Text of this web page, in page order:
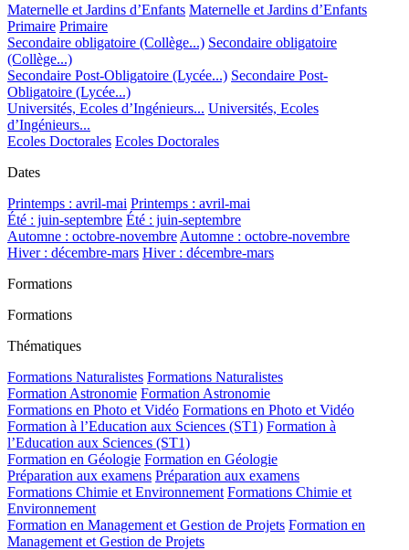
Maternelle et Jardins d’Enfants Maternelle et Jardins d’Enfants
Primaire Primaire
Secondaire obligatoire (Collège...) Secondaire obligatoire
(Collège...)
Secondaire Post-Obligatoire (Lycée...) Secondaire Post-
Obligatoire (Lycée...)
Universités, Ecoles d’Ingénieurs... Universités, Ecoles
d’Ingénieurs...
Ecoles Doctorales Ecoles Doctorales
Dates
Printemps : avril-mai Printemps : avril-mai
Été : juin-septembre Été : juin-septembre
Automne : octobre-novembre Automne : octobre-novembre
Hiver : décembre-mars Hiver : décembre-mars
Formations
Formations
Thématiques
Formations Naturalistes Formations Naturalistes
Formation Astronomie Formation Astronomie
Formations en Photo et Vidéo Formations en Photo et Vidéo
Formation à l’Education aux Sciences (ST1) Formation à
l’Education aux Sciences (ST1)
Formation en Géologie Formation en Géologie
Préparation aux examens Préparation aux examens
Formations Chimie et Environnement Formations Chimie et
Environnement
Formation en Management et Gestion de Projets Formation en
Management et Gestion de Projets